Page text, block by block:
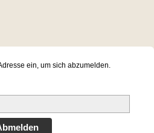
ein, um sich abzumelden.